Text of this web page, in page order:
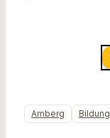
Amberg Bildung